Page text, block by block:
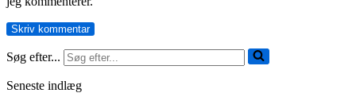
Søg efter...
Seneste indlæg